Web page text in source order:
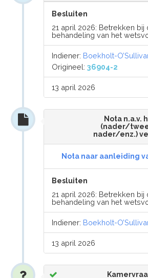
Besluiten
21 april 2026: Betrekken
behandeling van het
Indiener: Boekholt-
Origineel:36904-2
13 april 2026
Nota n.a.v.
(nader/
nader/enz.)
Nota naar aanleiding
Besluiten
21 april 2026: Betrekken
behandeling van het
Indiener: Boekholt-
13 april 2026